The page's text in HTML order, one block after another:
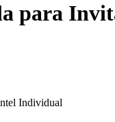
para
Individual